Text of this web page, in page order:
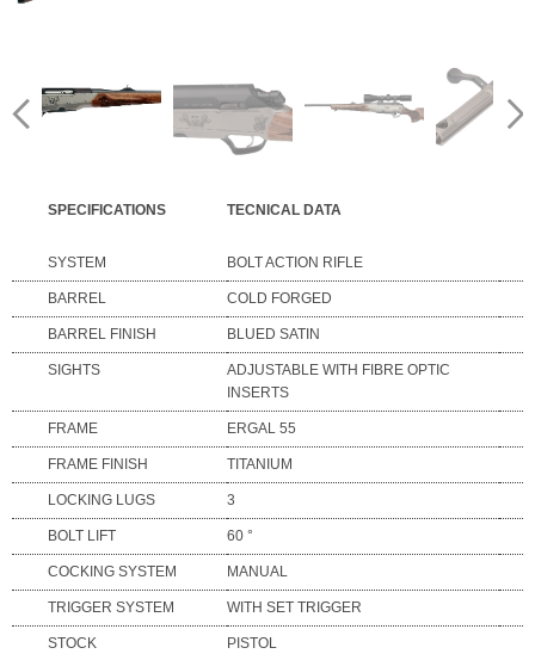
SPECIFICATIONS TECNICAL DATA
SYSTEM BOLT ACTION RIFLE
BARREL COLD FORGED
BARREL FINISH BLUED SATIN
SIGHTS
ADJUSTABLE WITH FIBRE OPTIC
INSERTS
FRAME ERGAL 55
FRAME FINISH TITANIUM
LOCKING LUGS 3
BOLT LIFT 60 °
COCKING SYSTEM MANUAL
TRIGGER SYSTEM WITH SET TRIGGER
STOCK PISTOL